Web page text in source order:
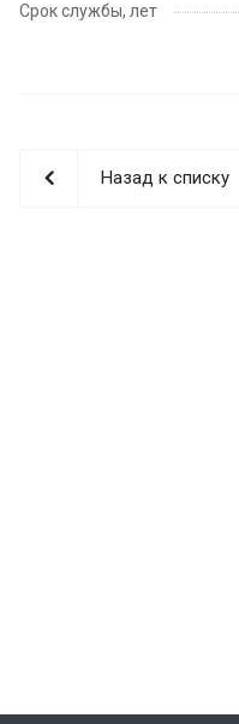
Срок службы, лет
Назад к списку